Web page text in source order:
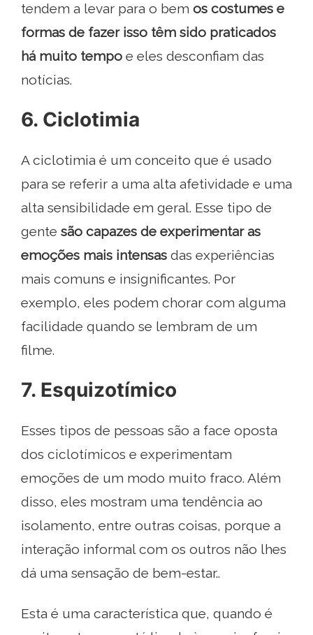
tendem a levar para o bem os costumes e
formas de fazer isso têm sido praticados
há muito tempo e eles desconfiam das
notícias.
6. Ciclotimia
A ciclotimia é um conceito que é usado
para se referir a uma alta afetividade e uma
alta sensibilidade em geral. Esse tipo de
gente são capazes de experimentar as
emoções mais intensas das experiências
mais comuns e insignificantes. Por
exemplo, eles podem chorar com alguma
facilidade quando se lembram de um
filme.
7. Esquizotímico
Esses tipos de pessoas são a face oposta
dos ciclotímicos e experimentam
emoções de um modo muito fraco. Além
disso, eles mostram uma tendência ao
isolamento, entre outras coisas, porque a
interação informal com os outros não lhes
dá uma sensação de bem-estar..
Esta é uma característica que, quando é